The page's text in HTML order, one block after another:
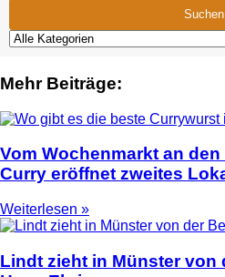
Suchen
Mehr Beiträge:
Vom Wochenmarkt an
Curry eröffnet zweites
Weiterlesen »
Lindt zieht in Münster von